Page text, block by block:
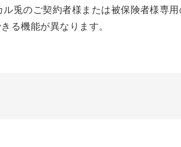
兎のご契約者様または被保険者様専
る機能が異なります。